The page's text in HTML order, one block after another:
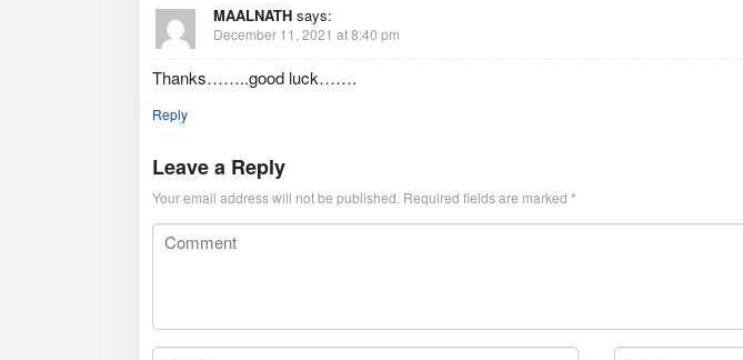
MAALNATH says:
December 11, 2021 at 8:40 pm
Thanks……..good luck…….
Reply
Leave a Reply
Your email address will not be published. Required fields are marked *